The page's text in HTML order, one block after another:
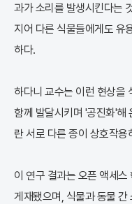
과가 소리를 발생시킨다는
지어 다른 식물들에게도 유
하다.
하다니 교수는 이런 현상을
함께 발달시키며 '공진화'해
란 서로 다른 종이 상호작
이 연구 결과는 오픈 액세
게재됐으며, 식물과 동물